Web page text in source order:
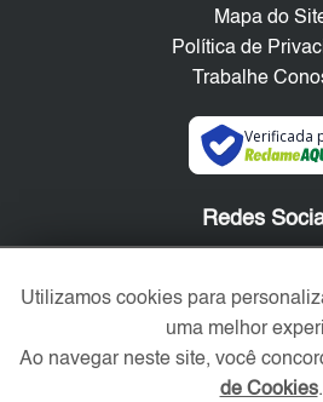
Mapa do
Política de
Trabalhe
Verificada
Redes
Utilizamos cookies para
uma melhor
Ao navegar neste site, você
de Cookies.